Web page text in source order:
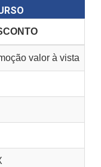
valor à vista